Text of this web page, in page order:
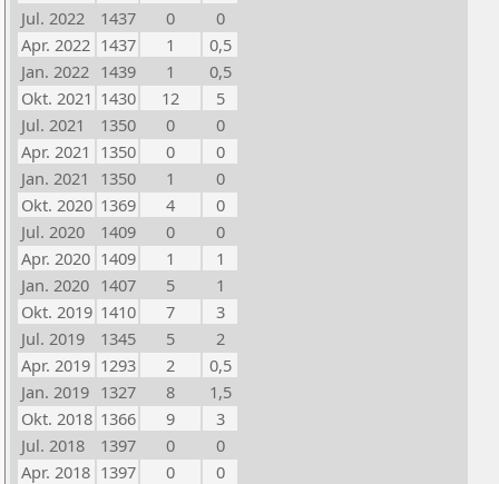
Jul. 2022
1437 0
0
Apr. 2022 1437 1
0,5
Jan. 2022 1439 1
0,5
Okt. 2021 1430 12
5
Jul. 2021
1350 0
0
Apr. 2021 1350 0
0
Jan. 2021
1350 1
0
Okt. 2020 1369 4
0
Jul. 2020
1409 0
0
Apr. 2020 1409 1
1
Jan. 2020 1407 5
1
Okt. 2019 1410 7
3
Jul. 2019
1345 5
2
Apr. 2019 1293 2
0,5
Jan. 2019 1327 8
1,5
Okt. 2018 1366 9
3
Jul. 2018
1397 0
0
Apr. 2018 1397 0
0